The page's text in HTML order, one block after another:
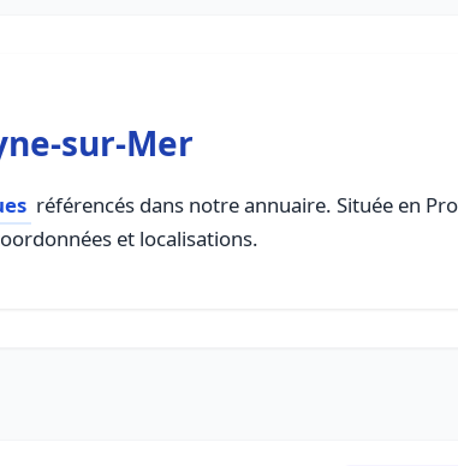
sur-Mer
référencés dans notre annuaire. Située en
et localisations.